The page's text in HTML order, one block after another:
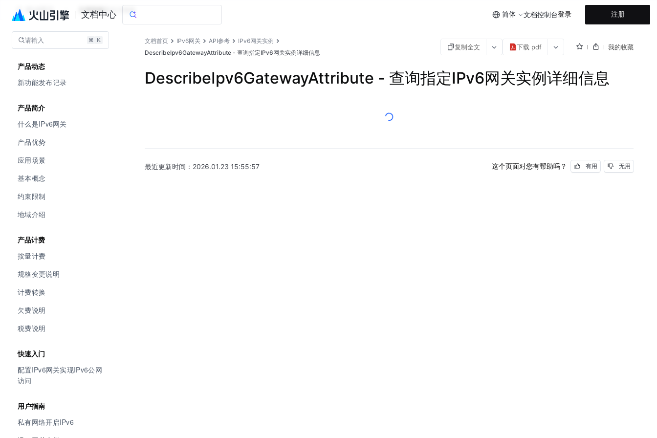
文档中心 简体 文档控制台登录 注册
IPv6网关 文档指南 图说与视频
请输入
产品动态
新功能发布记录
产品简介
什么是IPv6网关
产品优势
应用场景
基本概念
约束限制
地域介绍
产品计费
按量计费
规格变更说明
计费转换
欠费说明
税费说明
快速入门
配置IPv6网关实现IPv6公网
访问
用户指南
私有网络开启IPv6
文档首页 IPv6网关 API参考
IPv6网关实例
DescribeIpv6GatewayAttribute - 查询指定IPv6网关实例详细信息
复制全文 下载 pdf 我的收藏
DescribeIpv6GatewayAttribute - 查询指定IPv6网关实例详细信息
最近更新时间： 2026.01.23 15:55:57 这个页面对您有帮助吗？ 有用 无用